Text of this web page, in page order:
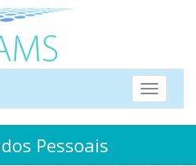
Mostrar
Menu
Pessoais